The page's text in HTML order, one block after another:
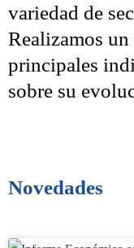
variedad de
Realizamos
principales
sobre su
Novedades